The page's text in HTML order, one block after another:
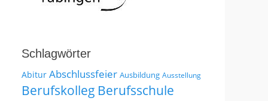
Schlagwörter
Abitur Abschlussfeier Ausbildung Ausstellung
Berufskolleg Berufsschule